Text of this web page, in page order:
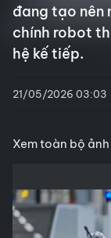
đang tạo nên
chính robot
hệ kế tiếp.
21/05/2026 03:03
Xem toàn bộ ảnh